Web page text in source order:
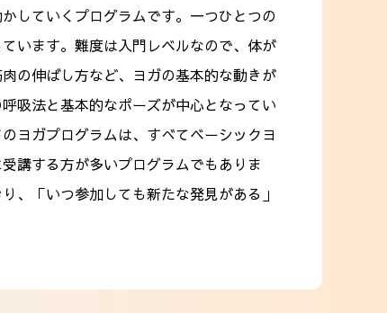
していくプログラムです。一つひとつの
います。難度は入門レベルなので、体が
の伸ばし方など、ヨガの基本的な動きが
吸法と基本的なポーズが中心となってい
ヨガプログラムは、すべてベーシックヨ
講する方が多いプログラムでもありま
、「いつ参加しても新たな発見がある」